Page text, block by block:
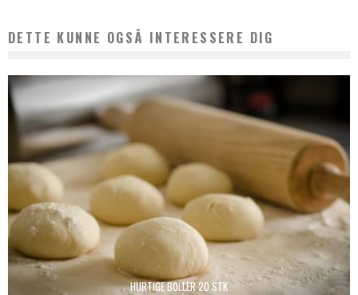
DETTE KUNNE OGSÅ INTERESSERE DIG
HURTIGE BOLLER 20 STK